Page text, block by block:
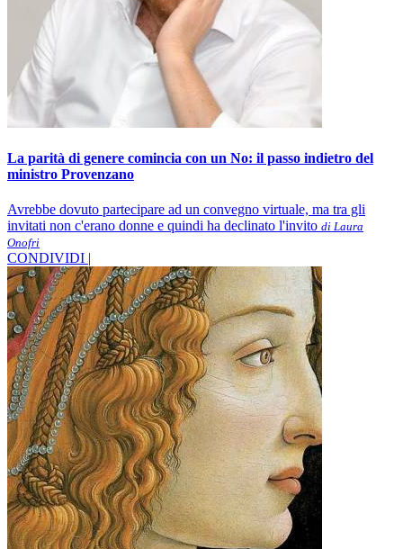
La parità di genere comincia con un No: il passo indietro del
ministro Provenzano
Avrebbe dovuto partecipare ad un convegno virtuale, ma tra gli
invitati non c'erano donne e quindi ha declinato l'invito di Laura
Onofri
CONDIVIDI |